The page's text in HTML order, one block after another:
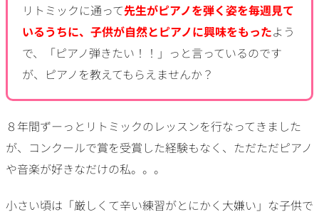
リトミックに通って先生がピアノを弾く姿を毎週見て
いるうちに、子供が自然とピアノに興味をもったよう
で、「ピアノ弾きたい！！」っと言っているのです
が、ピアノを教えてもらえませんか？
８年間ずーっとリトミックのレッスンを行なってきました
が、コンクールで賞を受賞した経験もなく、ただただピアノ
や音楽が好きなだけの私。。。
小さい頃は「厳しくて辛い練習がとにかく大嫌い」な子供で